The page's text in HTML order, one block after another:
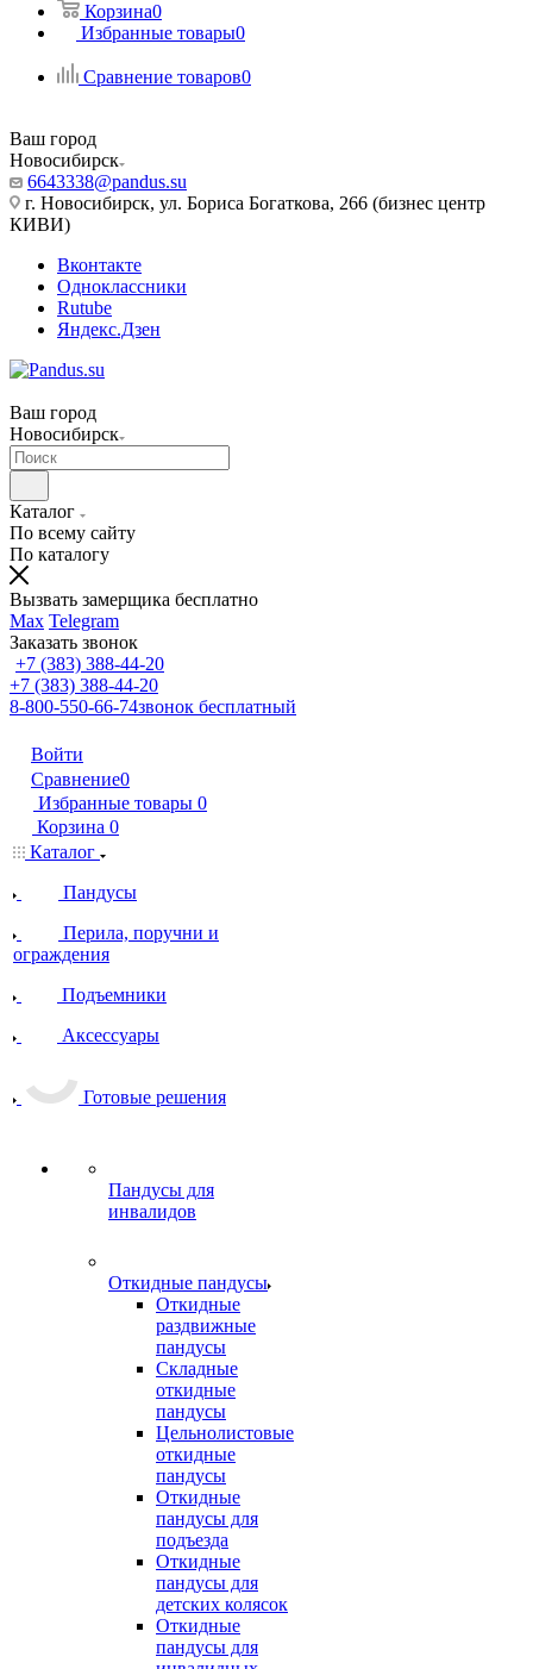
Корзина0
Избранные товары0
Сравнение товаров0
Ваш город
Новосибирск
6643338@pandus.su
г. Новосибирск, ул. Бориса Богаткова, 266 (бизнес центр
КИВИ)
Вконтакте
Одноклассники
Rutube
Яндекс.Дзен
Ваш город
Новосибирск
Каталог
По всему сайту
По каталогу
Вызвать замерщика бесплатно
Max Telegram
Заказать звонок
+7 (383) 388-44-20
+7 (383) 388-44-20
8-800-550-66-74звонок бесплатный
Войти
Сравнение0
Избранные товары 0
Корзина 0
Каталог
Пандусы
Перила, поручни и
ограждения
Подъемники
Аксессуары
Готовые решения
Пандусы для
инвалидов
Откидные пандусы
Откидные
раздвижные
пандусы
Складные
откидные
пандусы
Цельнолистовые
откидные
пандусы
Откидные
пандусы для
подъезда
Откидные
пандусы для
детских колясок
Откидные
пандусы для